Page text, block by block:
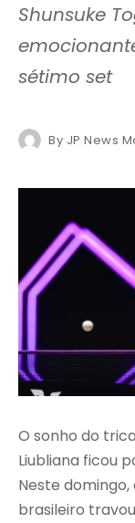
Shunsuke
sétimo set
By JP News
O sonho do
Liubliana ficou
Neste
brasileiro